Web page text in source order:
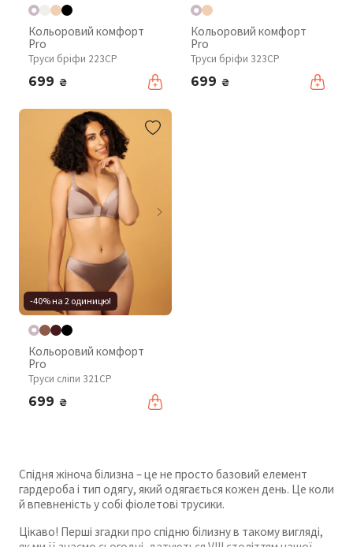
Кольоровий комфорт
Pro
Труси бріфи 223CP
699 ₴
Кольоровий комфорт
Pro
Труси бріфи 323CP
699 ₴
-40% на 2 одиницю!
Кольоровий комфорт
Pro
Труси сліпи 321CP
699 ₴
Спідня жіноча білизна – це не просто базовий елемент
гардероба і тип одягу, який одягається кожен день. Це коли
й впевненість у собі фіолетові трусики.
Цікаво! Перші згадки про спідню білизну в такому вигляді,